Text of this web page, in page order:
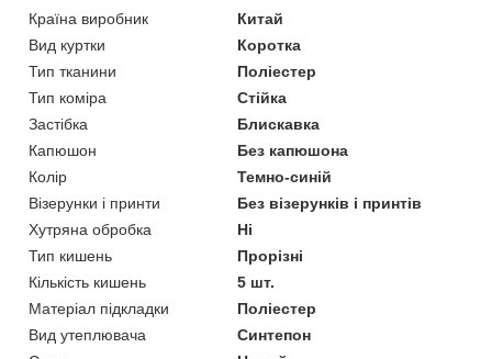
Країна виробник
Китай
Вид куртки
Коротка
Тип тканини
Поліестер
Тип коміра
Стійка
Застібка
Блискавка
Капюшон
Без капюшона
Колір
Темно-синій
Візерунки і принти
Без візерунків і принтів
Хутряна обробка
Ні
Тип кишень
Прорізні
Кількість кишень
5 шт.
Матеріал підкладки
Поліестер
Вид утеплювача
Синтепон